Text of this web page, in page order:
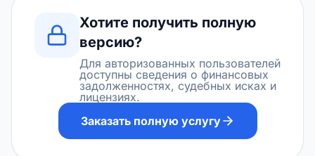
Хотите получить полную
версию?
Для авторизованных пользователей
доступны сведения о финансовых
задолженностях, судебных исках и
лицензиях.
Заказать полную услугу